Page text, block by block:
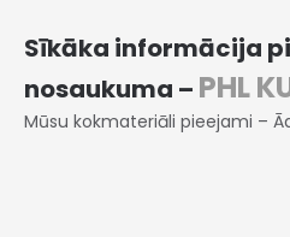
Sīkāka informācija
nosaukuma – PHL
Mūsu kokmateriāli pieejami –